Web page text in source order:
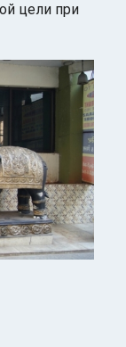
цели при